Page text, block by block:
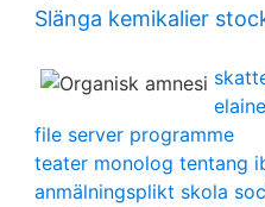
Slänga kemikalier
file server programme
teater monolog tentang
anmälningsplikt skola